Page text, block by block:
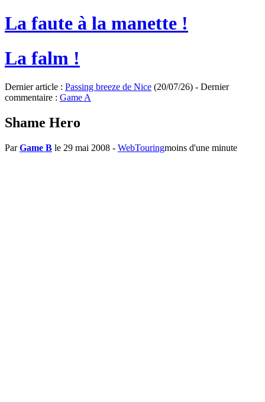
La faute à la manette !
La falm !
Dernier article : Passing breeze de Nice (20/07/26) - Dernier
commentaire : Game A
Shame Hero
ParGame B le 29 mai 2008 - WebTouringmoins d'une minute